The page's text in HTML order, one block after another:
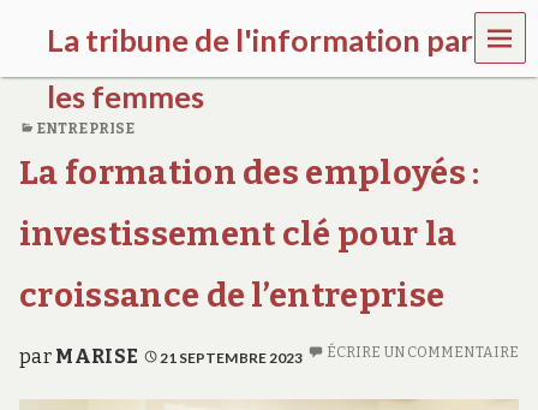
La tribune de l'information par
les femmes
a
t
i
n
w
m
MEN
U
ENTREPRISE
La formation des employés :
investissement clé pour la
croissance de l’entreprise
par MARISE 21 SEPTEMBRE 2023 ÉCRIRE UN COMMENTAIRE